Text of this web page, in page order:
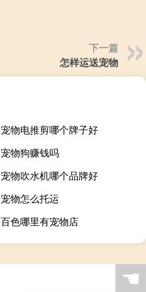
下一篇
怎样运送宠物
宠物电推剪哪个牌子好
宠物狗赚钱吗
宠物吹水机哪个品牌好
宠物怎么托运
百色哪里有宠物店
☚